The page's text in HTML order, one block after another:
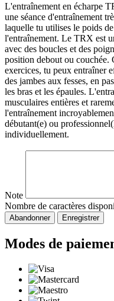
L'entraînement en écharpe
une séance d'entraînement
laquelle tu utilises le poids
l'entraînement. Le TRX est
avec des boucles et des
position debout ou couchée.
exercices, tu peux entraîner
des jambes aux fesses, en
les bras et les épaules.
musculaires entières et
l'entraînement
débutant(e) ou
individuellement.
Note
Nombre de caractères
Abandonner Enregistrer
Modes de